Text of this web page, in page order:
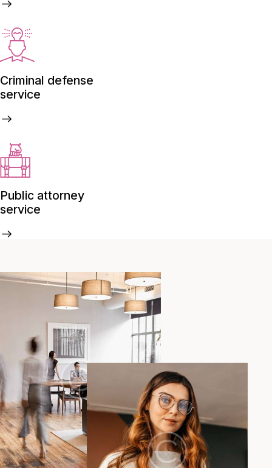
Criminal defense
service
Public attorney
service